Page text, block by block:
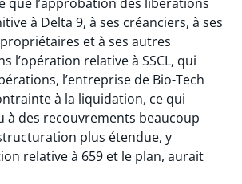
à Delta 9, à ses créanciers, à ses
et à ses autres
l’opération relative à SSCL, qui
l’entreprise de Bio-Tech
à la liquidation, ce qui
à des recouvrements beaucoup
plus étendue, y
relative à 659 et le plan, aurait